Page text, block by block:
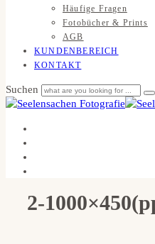
Häufige Fragen
Fotobücher & Prints
AGB
KUNDENBEREICH
KONTAKT
Suchen
2-